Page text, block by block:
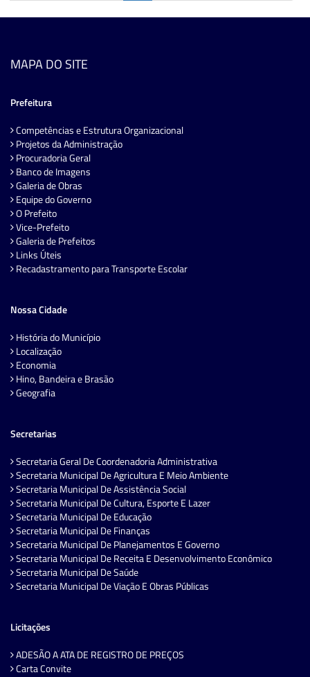
MAPA DO SITE
Prefeitura
Competências e Estrutura Organizacional
Projetos da Administração
Procuradoria Geral
Banco de Imagens
Galeria de Obras
Equipe do Governo
O Prefeito
Vice-Prefeito
Galeria de Prefeitos
Links Úteis
Recadastramento para Transporte Escolar
Nossa Cidade
História do Município
Localização
Economia
Hino, Bandeira e Brasão
Geografia
Secretarias
Secretaria Geral De Coordenadoria Administrativa
Secretaria Municipal De Agricultura E Meio Ambiente
Secretaria Municipal De Assistência Social
Secretaria Municipal De Cultura, Esporte E Lazer
Secretaria Municipal De Educação
Secretaria Municipal De Finanças
Secretaria Municipal De Planejamentos E Governo
Secretaria Municipal De Receita E Desenvolvimento Econômico
Secretaria Municipal De Saúde
Secretaria Municipal De Viação E Obras Públicas
Licitações
ADESÃO A ATA DE REGISTRO DE PREÇOS
Carta Convite